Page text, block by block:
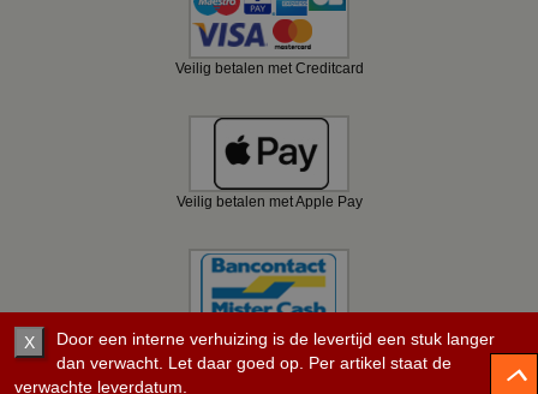
Veilig betalen met Creditcard
Veilig betalen met Apple Pay
Veilig betalen met Bancontact
X
Door een interne verhuizing is de levertijd een stuk langer
dan verwacht. Let daar goed op. Per artikel staat de
verwachte leverdatum.